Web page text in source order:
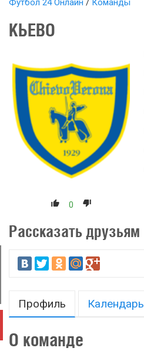
Футбол 24 Онлайн Команды
КЬЕВО
0
Рассказать друзьям
Профиль Календарь
О команде